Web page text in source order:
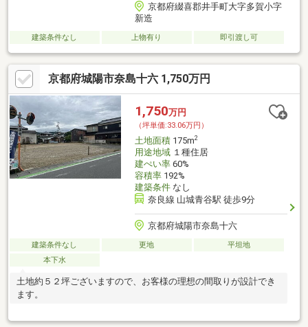
京都府綴喜郡井手町大字多賀小字
新造
建築条件なし 上物有り 即引渡し可
京都府城陽市奈島十六 1,750万円
1,750万円
（坪単価:33.06万円）
土地面積175m2
用途地域１種住居
建ぺい率60%
容積率192%
建築条件なし
奈良線 山城青谷駅 徒歩9分
京都府城陽市奈島十六
建築条件なし 更地
平坦地
本下水
土地約５２坪ございますので、お客様の理想の間取りが設計でき
ます。